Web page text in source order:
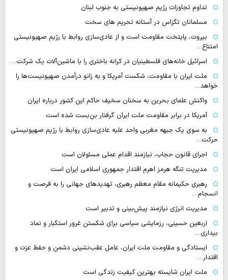
تداوم تجاوزات رژیم صهیونیستی به جنوب لبنان
مسلمانان تگزاس در آستانه تحریم های سخت
بیروت، پایتخت مقاومت است و از عادی‌سازی روابط با رژیم صهیونیستی
امتناع…
اسرائیل خانه‌های فلسطینیان در کرانه باختری را با ماشین‌آلات یک شرکت…
ملت ایران با مقاومت، شکست آمریکا و به زانو درآمدن صهیونیست‌ها را
خواهد…
واکنش علمای بحرین به سخنان سخیف حاکم این کشور درباره ایران
آمریکا در برابر مقاومت ملت ایران گرفتار بن‌بست شده است
به سوی یک جبهه مغربی واحد علیه عادی‌سازی روابط با رژیم صهیونیستی
حرکت…
اجرای قانون حجاب، نیازمند اقدام عملی مسئولان است
مدیریت تنگه هرمز اهرم اقتدار جمهوری اسلامی ایران است
رهبری حکیمانه مقام معظم رهبری، تهدیدهای جهانی را به فرصت و
انسجام…
مدیریت انرژی نیازمند پیش‌بینی و تدبیر است
اربعین حسینی، رزمایشی سیاسی برای شکستن غرور استکبار و نماد
بیداری…
ایستادگی و مقاومت ملت ایران، عامل عقب‌نشینی دشمن و حفظ عزت و
اقتدار…
ملت ایران شایسته بهترین کیفیت زندگی است